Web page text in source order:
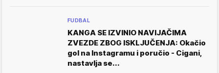
FUDBAL
KANGA SE IZVINIO NAVIJAČIMA
ZVEZDE ZBOG ISKLJUČENJA: Okačio
gol na Instagramu i poručio - Cigani,
nastavlja se...